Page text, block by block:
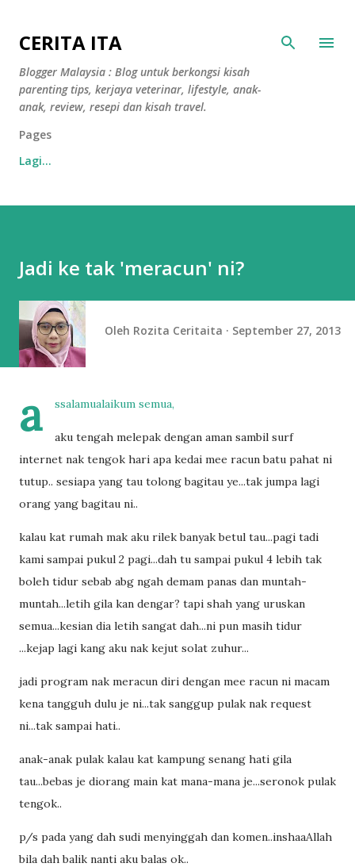
CERITA ITA
Blogger Malaysia : Blog untuk berkongsi kisah
parenting tips, kerjaya veterinar, lifestyle, anak-
anak, review, resepi dan kisah travel.
Pages
Lagi…
Jadi ke tak 'meracun' ni?
Oleh Rozita Ceritaita September 27, 2013
a ssalamualaikum semua,
aku tengah melepak dengan aman sambil surf
internet nak tengok hari apa kedai mee racun batu pahat ni
tutup.. sesiapa yang tau tolong bagitau ye...tak jumpa lagi
orang yang bagitau ni..
kalau kat rumah mak aku rilek banyak betul tau...pagi tadi
kami sampai pukul 2 pagi...dah tu sampai pukul 4 lebih tak
boleh tidur sebab abg ngah demam panas dan muntah-
muntah...letih gila kan dengar? tapi shah yang uruskan
semua...kesian dia letih sangat dah...ni pun masih tidur
...kejap lagi kang aku nak kejut solat zuhur...
jadi program nak meracun diri dengan mee racun ni macam
kena tangguh dulu je ni...tak sanggup pulak nak request
ni...tak sampai hati..
anak-anak pulak kalau kat kampung senang hati gila
tau...bebas je diorang main kat mana-mana je...seronok pulak
tengok..
p/s pada yang dah sudi menyinggah dan komen..inshaaAllah
bila dah balik nanti aku balas ok..